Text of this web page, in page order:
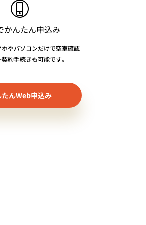
かんたん申込み
やパソコンだけで空室確認
約手続きも可能です。
んWeb申込み